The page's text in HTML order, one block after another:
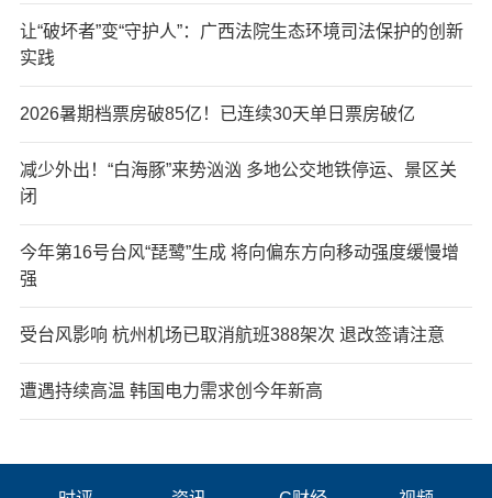
让“破坏者”变“守护人”：广西法院生态环境司法保护的创新
实践
2026暑期档票房破85亿！已连续30天单日票房破亿
减少外出！“白海豚”来势汹汹 多地公交地铁停运、景区关
闭
今年第16号台风“琵鹭”生成 将向偏东方向移动强度缓慢增
强
受台风影响 杭州机场已取消航班388架次 退改签请注意
遭遇持续高温 韩国电力需求创今年新高